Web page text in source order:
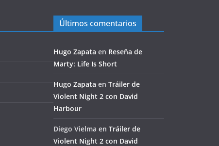
Últimos comentarios
Hugo Zapata en Reseña de
Marty: Life Is Short
Hugo Zapata en Tráiler de
Violent Night 2 con David
Harbour
Diego Vielma en Tráiler de
Violent Night 2 con David